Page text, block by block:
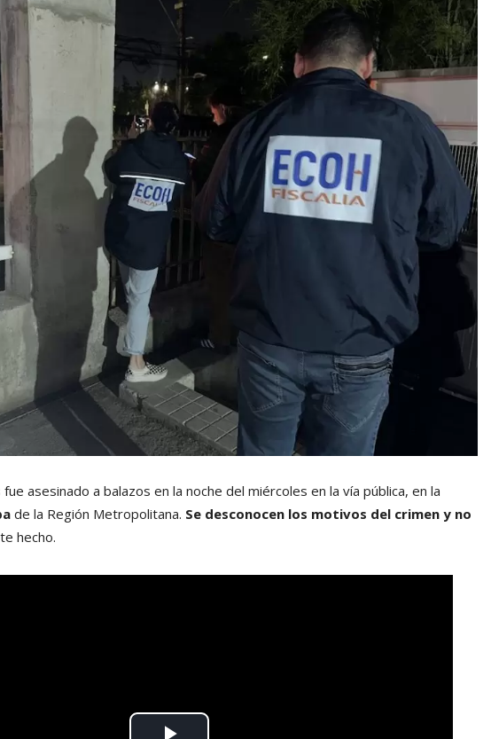
fue asesinado a balazos en la noche del miércoles en la vía pública, en la
de la Región Metropolitana. Se desconocen los motivos del crimen y no
hecho.